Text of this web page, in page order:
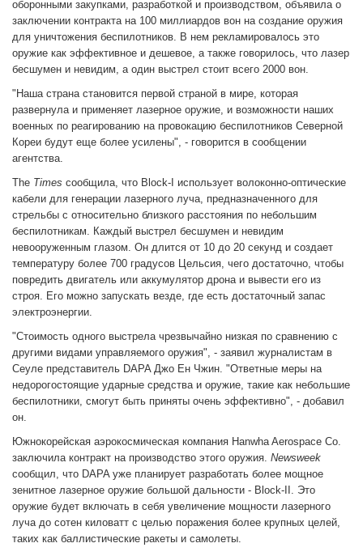
оборонными закупками, разработкой и производством, объявила о
заключении контракта на 100 миллиардов вон на создание оружия
для уничтожения беспилотников. В нем рекламировалось это
оружие как эффективное и дешевое, а также говорилось, что лазер
бесшумен и невидим, а один выстрел стоит всего 2000 вон.
"Наша страна становится первой страной в мире, которая
развернула и применяет лазерное оружие, и возможности наших
военных по реагированию на провокацию беспилотников Северной
Кореи будут еще более усилены", - говорится в сообщении
агентства.
The Times сообщила, что Block-I использует волоконно-оптические
кабели для генерации лазерного луча, предназначенного для
стрельбы с относительно близкого расстояния по небольшим
беспилотникам. Каждый выстрел бесшумен и невидим
невооруженным глазом. Он длится от 10 до 20 секунд и создает
температуру более 700 градусов Цельсия, чего достаточно, чтобы
повредить двигатель или аккумулятор дрона и вывести его из
строя. Его можно запускать везде, где есть достаточный запас
электроэнергии.
"Стоимость одного выстрела чрезвычайно низкая по сравнению с
другими видами управляемого оружия", - заявил журналистам в
Сеуле представитель DAPA Джо Ен Чжин. "Ответные меры на
недорогостоящие ударные средства и оружие, такие как небольшие
беспилотники, смогут быть приняты очень эффективно", - добавил
он.
Южнокорейская аэрокосмическая компания Hanwha Aerospace Co.
заключила контракт на производство этого оружия. Newsweek
сообщил, что DAPA уже планирует разработать более мощное
зенитное лазерное оружие большой дальности - Block-II. Это
оружие будет включать в себя увеличение мощности лазерного
луча до сотен киловатт с целью поражения более крупных целей,
таких как баллистические ракеты и самолеты.